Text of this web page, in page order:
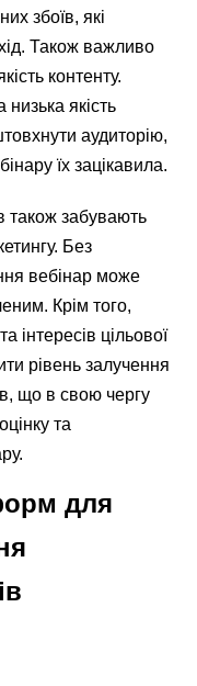
збоїв, які
Також важливо
контенту.
низька якість
аудиторію,
їх зацікавила.
також забувають
Без
вебінар може
Крім того,
інтересів цільової
рівень залучення
що в свою чергу
та
для